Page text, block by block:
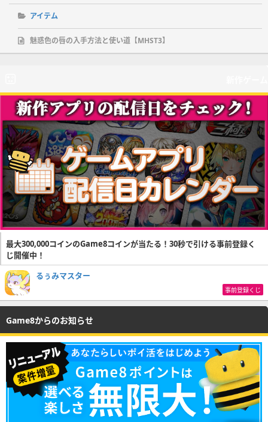
アイテム
魅惑色の唇の入手方法と使い道【MHST3】
最大300,000コインのGame8コインが当たる！30秒で引ける事前登録く
じ開催中！
るぅみマスター
事前登録くじ
Game8からのお知らせ